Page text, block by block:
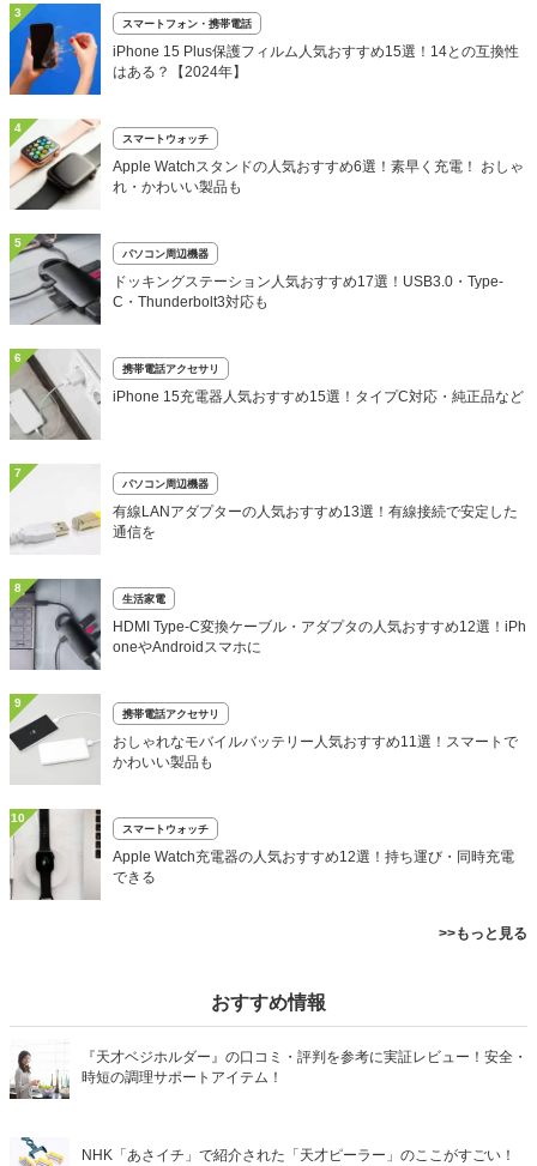
3
スマートフォン・携帯電話
iPhone 15 Plus保護フィルム人気おすすめ15選！14との互換性
はある？【2024年】
4
スマートウォッチ
Apple Watchスタンドの人気おすすめ6選！素早く充電！ おしゃ
れ・かわいい製品も
5
パソコン周辺機器
ドッキングステーション人気おすすめ17選！USB3.0・Type-
C・Thunderbolt3対応も
6
携帯電話アクセサリ
iPhone 15充電器人気おすすめ15選！タイプC対応・純正品など
7
パソコン周辺機器
有線LANアダプターの人気おすすめ13選！有線接続で安定した
通信を
8
生活家電
HDMI Type-C変換ケーブル・アダプタの人気おすすめ12選！iPh
oneやAndroidスマホに
9
携帯電話アクセサリ
おしゃれなモバイルバッテリー人気おすすめ11選！スマートで
かわいい製品も
10
スマートウォッチ
Apple Watch充電器の人気おすすめ12選！持ち運び・同時充電
できる
>>もっと見る
おすすめ情報
『天才ベジホルダー』の口コミ・評判を参考に実証レビュー！安全・
時短の調理サポートアイテム！
NHK「あさイチ」で紹介された「天才ピーラー」のここがすごい！